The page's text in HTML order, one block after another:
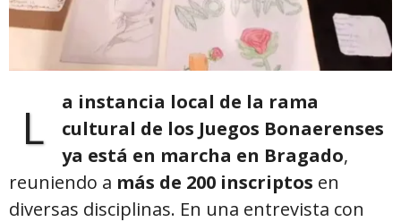
L
a instancia local de la rama
cultural de los Juegos Bonaerenses
ya está en marcha en Bragado,
reuniendo a más de 200 inscriptos en
diversas disciplinas. En una entrevista con